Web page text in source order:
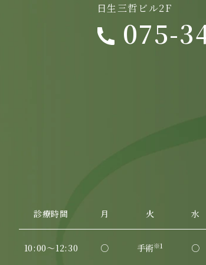
日生三哲ビル2F
075-
診療時間 月 火 水
10:00～12:30 ○ 手術※1 ○